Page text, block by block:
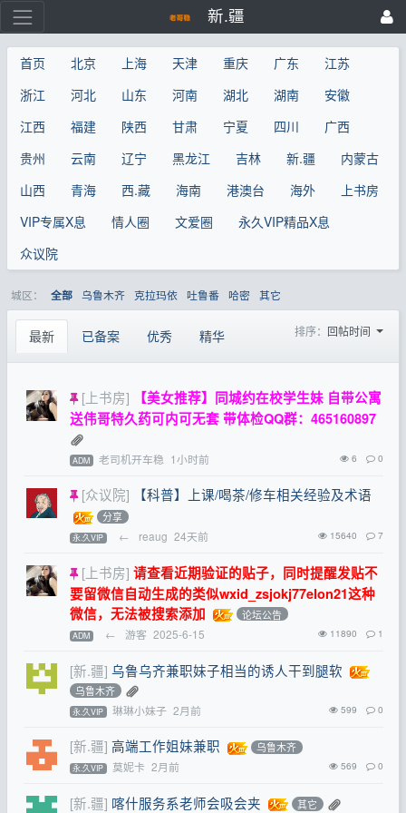
新.疆
首页 北京 上海 天津 重庆 广东
江苏
浙江
河北 山东 河南 湖北 湖南
安徽
江西
福建 陕西 甘肃 宁夏 四川
广西
贵州
云南 辽宁 黑龙江 吉林 新.疆
内蒙古
山西
青海 西.藏 海南 港澳台 海外
上书房
VIP专属X息
情人圈 文爱圈
永久VIP精品X息
众议院
城区： 全部 乌鲁木齐 克拉玛依 吐鲁番 哈密 其它
最新 已备案 优秀 精华 排序： 回帖时间
[上书房]
【美女推荐】同城约在校学生妹 自带公寓
送伟哥特久药可内可无套 带体检QQ群：465160897
ADM 老司机开车稳 1小时前 6 0
[众议院] 【科普】上课/喝茶/修车相关经验及术语
分享
永.久VIP ← reaug 24天前 15640 7
[上书房] 请查看近期验证的贴子，同时提醒发贴不
要留微信自动生成的类似wxid_zsjokj77elon21这种
微信，无法被搜索添加
论坛公告
ADM ← 游客 2025-6-15 11890 1
[新.疆] 乌鲁乌齐兼职妹子相当的诱人干到腿软
乌鲁木齐
永.久VIP 琳琳小妹子 2月前 599 0
[新.疆] 高端工作姐妹兼职 乌鲁木齐
永.久VIP 莫妮卡 2月前 569 0
[新.疆] 喀什服务系老师会吸会夹 其它